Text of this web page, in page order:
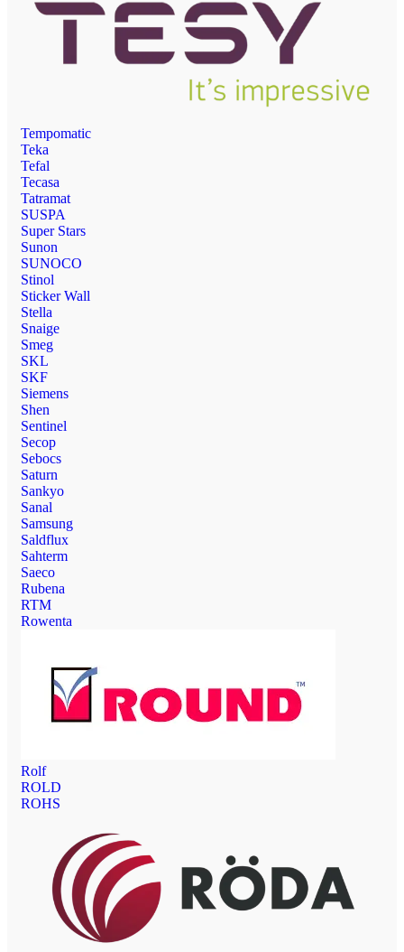
Tempomatic
Teka
Tefal
Tecasa
Tatramat
SUSPA
Super Stars
Sunon
SUNOCO
Stinol
Sticker Wall
Stella
Snaige
Smeg
SKL
SKF
Siemens
Shen
Sentinel
Secop
Sebocs
Saturn
Sankyo
Sanal
Samsung
Saldflux
Sahterm
Saeco
Rubena
RTM
Rowenta
Rolf
ROLD
ROHS